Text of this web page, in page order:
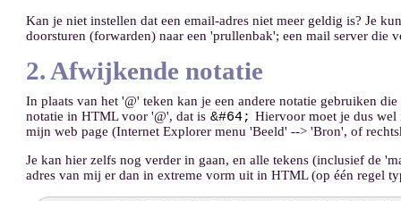
Kan je niet instellen dat een email-adres niet meer geldig is? Je
doorsturen (forwarden) naar een 'prullenbak'; een mail server
2. Afwijkende notatie
In plaats van het '@' teken kan je een andere notatie gebruiken
notatie in HTML voor '@', dat is &#64; Hiervoor moet je dus
mijn web page (Internet Explorer menu 'Beeld' --> 'Bron', of
Je kan hier zelfs nog verder in gaan, en alle tekens (inclusief de
adres van mij er dan in extreme vorm uit in HTML (op één regel